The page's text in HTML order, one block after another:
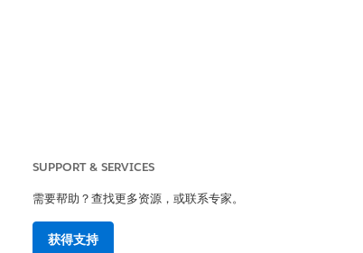
SUPPORT & SERVICES
需要帮助？查找更多资源，或联系专家。
获得支持